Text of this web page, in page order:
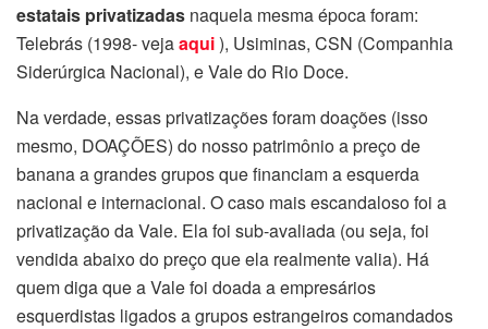
estatais privatizadas naquela mesma época foram:
Telebrás (1998- vejaaqui), Usiminas, CSN (Companhia
Siderúrgica Nacional), e Vale do Rio Doce.
Na verdade, essas privatizações foram doações (isso
mesmo, DOAÇÕES) do nosso patrimônio a preço de
banana a grandes grupos que financiam a esquerda
nacional e internacional. O caso mais escandaloso foi a
privatização da Vale. Ela foi sub-avaliada (ou seja, foi
vendida abaixo do preço que ela realmente valia). Há
quem diga que a Vale foi doada a empresários
esquerdistas ligados a grupos estrangeiros comandados